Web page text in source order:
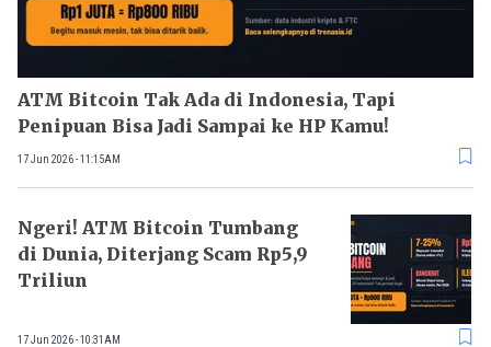
ATM Bitcoin Tak Ada di Indonesia, Tapi
Penipuan Bisa Jadi Sampai ke HP Kamu!
17 Jun 2026 - 11:15AM
Ngeri! ATM Bitcoin Tumbang
di Dunia, Diterjang Scam Rp5,9
Triliun
17 Jun 2026 - 10:31AM